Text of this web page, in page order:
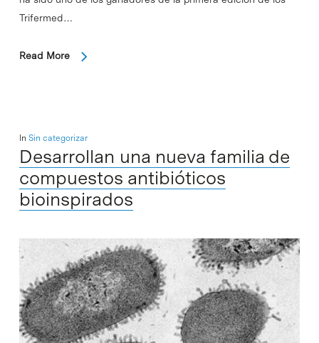
Trifermed…
Read More
In Sin categorizar
Desarrollan una nueva familia de
compuestos antibióticos
bioinspirados